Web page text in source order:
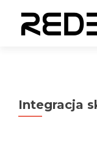
Integracja